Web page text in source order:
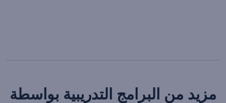
مزيد من البرامج التدريبية بواسطة